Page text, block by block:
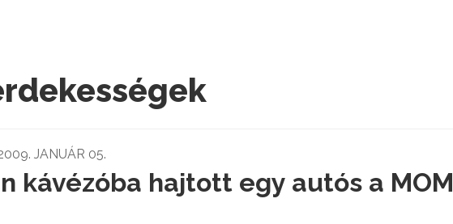
JANUÁR 05.
kávézóba hajtott egy autós a MOM